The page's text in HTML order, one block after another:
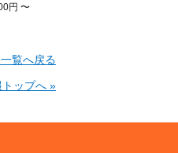
円 〜
覧へ戻る
ップへ »